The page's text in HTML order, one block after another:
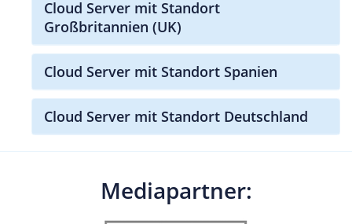
Cloud Server mit Standort
Großbritannien (UK)
Cloud Server mit Standort Spanien
Cloud Server mit Standort Deutschland
Mediapartner: